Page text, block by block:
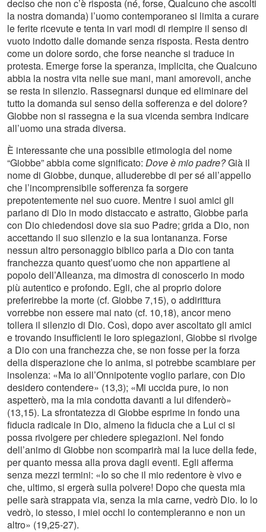
deciso che non c’è risposta (né, forse, Qualcuno che ascolti
la nostra domanda) l’uomo contemporaneo si limita a curare
le ferite ricevute e tenta in vari modi di riempire il senso di
vuoto indotto dalle domande senza risposta. Resta dentro
come un dolore sordo, che forse neanche si traduce in
protesta. Emerge forse la speranza, implicita, che Qualcuno
abbia la nostra vita nelle sue mani, mani amorevoli, anche
se resta in silenzio. Rassegnarsi dunque ed eliminare del
tutto la domanda sul senso della sofferenza e del dolore?
Giobbe non si rassegna e la sua vicenda sembra indicare
all’uomo una strada diversa.
È interessante che una possibile etimologia del nome
“Giobbe” abbia come significato: Dove è mio padre?Già il
nome di Giobbe, dunque, alluderebbe di per sé all’appello
che l’incomprensibile sofferenza fa sorgere
prepotentemente nel suo cuore. Mentre i suoi amici gli
parlano di Dio in modo distaccato e astratto, Giobbe parla
con Dio chiedendosi dove sia suo Padre; grida a Dio, non
accettando il suo silenzio e la sua lontananza. Forse
nessun altro personaggio biblico parla a Dio con tanta
franchezza quanto quest’uomo che non appartiene al
popolo dell’Alleanza, ma dimostra di conoscerlo in modo
più autentico e profondo. Egli, che al proprio dolore
preferirebbe la morte (cf. Giobbe 7,15), o addirittura
vorrebbe non essere mai nato (cf. 10,18), ancor meno
tollera il silenzio di Dio. Così, dopo aver ascoltato gli amici
e trovando insufficienti le loro spiegazioni, Giobbe si rivolge
a Dio con una franchezza che, se non fosse per la forza
della disperazione che lo anima, si potrebbe scambiare per
insolenza: «Ma io all’Onnipotente voglio parlare, con Dio
desidero contendere» (13,3); «Mi uccida pure, io non
aspetterò, ma la mia condotta davanti a lui difenderò»
(13,15). La sfrontatezza di Giobbe esprime in fondo una
fiducia radicale in Dio, almeno la fiducia che a Lui ci si
possa rivolgere per chiedere spiegazioni. Nel fondo
dell’animo di Giobbe non scomparirà mai la luce della fede,
per quanto messa alla prova dagli eventi. Egli afferma
senza mezzi termini: «Io so che il mio redentore è vivo e
che, ultimo, si ergerà sulla polvere! Dopo che questa mia
pelle sarà strappata via, senza la mia carne, vedrò Dio. Io lo
vedrò, io stesso, i miei occhi lo contempleranno e non un
altro» (19,25-27).